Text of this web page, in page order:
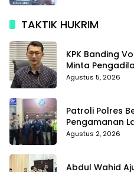
TAKTIK HUKRIM
KPK Banding
Minta
Tipikor
Agustus 5, 2026
Patroli Polres
Pengamanan
Kamtib Sejak Dini
Agustus 2, 2026
Abdul Wahid